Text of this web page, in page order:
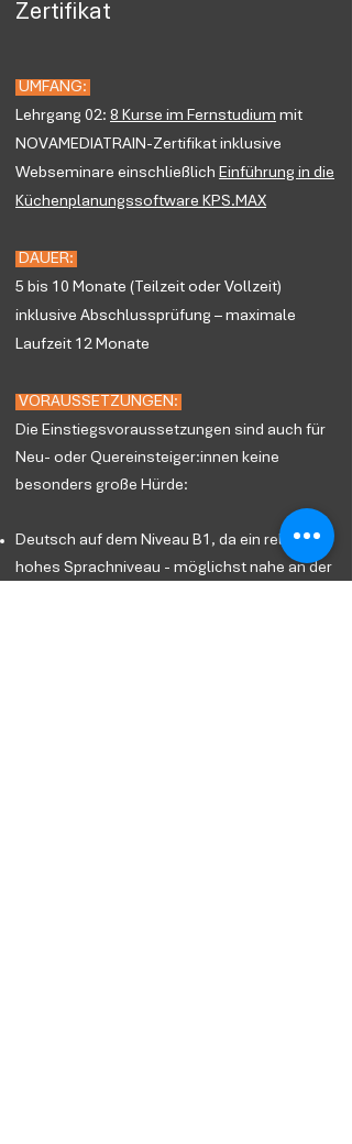
Zertifikat
UMFANG:
Lehrgang 02: 8 Kurse im Fernstudium mit
NOVAMEDIATRAIN-Zertifikat inklusive
Webseminare einschließlich Einführung in die
Küchenplanungssoftware KPS.MAX
DAUER:
5 bis 10 Monate (Teilzeit oder Vollzeit)
inklusive Abschlussprüfung – maximale
Laufzeit 12 Monate
VORAUSSETZUNGEN:
Die Einstiegsvoraussetzungen sind auch für
Neu- oder Quereinsteiger:innen keine
besonders große Hürde:
Deutsch auf dem Niveau B1, da ein relativ
hohes Sprachniveau - möglichst nahe an der